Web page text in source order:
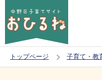
の
ー
トップページ 子育て・教